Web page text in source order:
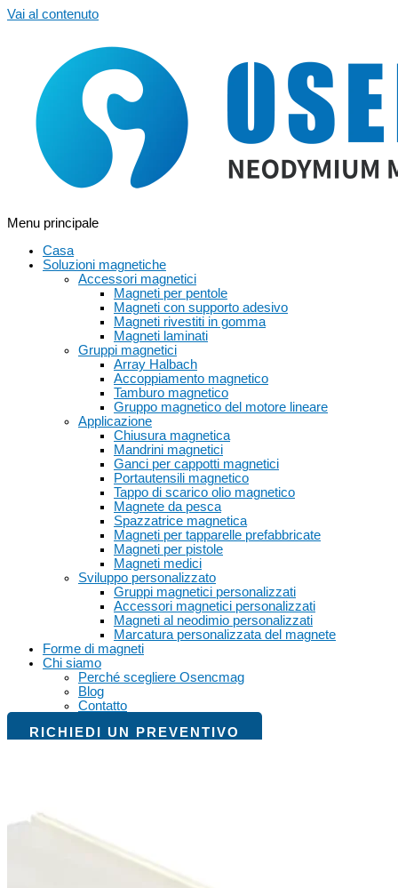
Vai al contenuto
Menu principale
Casa
Soluzioni magnetiche
Accessori magnetici
Magneti per pentole
Magneti con supporto adesivo
Magneti rivestiti in gomma
Magneti laminati
Gruppi magnetici
Array Halbach
Accoppiamento magnetico
Tamburo magnetico
Gruppo magnetico del motore lineare
Applicazione
Chiusura magnetica
Mandrini magnetici
Ganci per cappotti magnetici
Portautensili magnetico
Tappo di scarico olio magnetico
Magnete da pesca
Spazzatrice magnetica
Magneti per tapparelle prefabbricate
Magneti per pistole
Magneti medici
Sviluppo personalizzato
Gruppi magnetici personalizzati
Accessori magnetici personalizzati
Magneti al neodimio personalizzati
Marcatura personalizzata del magnete
Forme di magneti
Chi siamo
Perché scegliere Osencmag
Blog
Contatto
RICHIEDI UN PREVENTIVO